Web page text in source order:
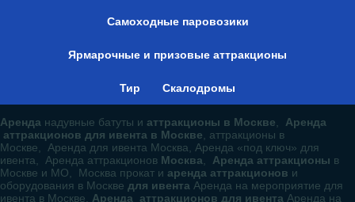
Самоходные паровозики
Ярмарочные и призовые аттракционы
Тир Скалодромы
Аренда надувные батуты и аттракционы в Москве, Аренда
аттракционов для ивента в Москве, аттракционы в
Москве, Аренда для ивента Москва, Аренда «под ключ» для
ивента, Аренда аттракционов Москва, Аренда аттракционы в
Москве и МО, Москва прокат и аренда аттракционов и
оборудования в Москве для ивента Аренда на мероприятие для
ивента в Москве, Аренда аттракционов для ивента Аренда на